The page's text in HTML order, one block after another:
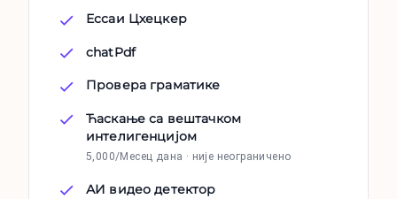
Ессаи Цхецкер
chatPdf
Провера граматике
Ћаскање са вештачком
интелигенцијом
5,000/Месец дана · није неограничено
АИ видео детектор